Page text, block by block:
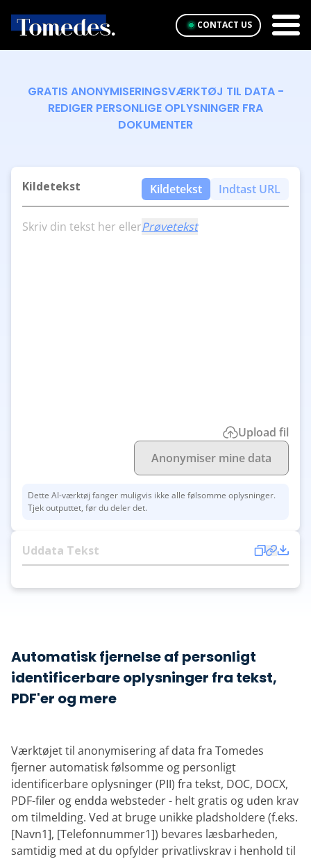
CONTACT US
GRATIS ANONYMISERINGSVÆRKTØJ TIL DATA -
REDIGER PERSONLIGE OPLYSNINGER FRA
DOKUMENTER
Kildetekst Kildetekst Indtast URL
Skriv din tekst her ellerPrøvetekst
Upload fil
Anonymiser mine data
Dette AI-værktøj fanger muligvis ikke alle følsomme oplysninger.
Tjek outputtet, før du deler det.
Uddata Tekst
Automatisk fjernelse af personligt
identificerbare oplysninger fra tekst,
PDF'er og mere
Værktøjet til anonymisering af data fra Tomedes
fjerner automatisk følsomme og personligt
identificerbare oplysninger (PII) fra tekst, DOC, DOCX,
PDF-filer og endda websteder - helt gratis og uden krav
om tilmelding. Ved at bruge unikke pladsholdere (f.eks.
[Navn1], [Telefonnummer1]) bevares læsbarheden,
samtidig med at du opfylder privatlivskrav i henhold til